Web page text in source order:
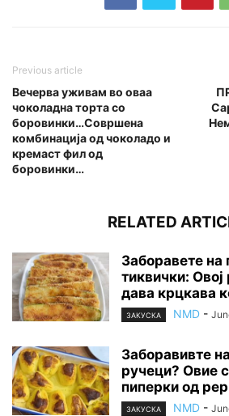
Previous article
Вечерва уживам во оваа
чоколадна торта со
боровинки…Совршена
комбинација од чоколадо и
кремаст фил од
боровинки…
RELATED
Заборавете на
тиквички:
дава крцкава
ЗАКУСКА NMD -
Заборавивте
ручеци? Овие
пиперки од
ЗАКУСКА NMD -